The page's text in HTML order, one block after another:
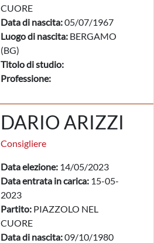
CUORE
Data di nascita:05/07/1967
Luogo di nascita: BERGAMO
(BG)
Titolo di studio:
Professione:
DARIO ARIZZI
Consigliere
Data elezione: 14/05/2023
Data entrata in carica: 15-05-
2023
Partito: PIAZZOLO NEL
CUORE
Data di nascita:09/10/1980